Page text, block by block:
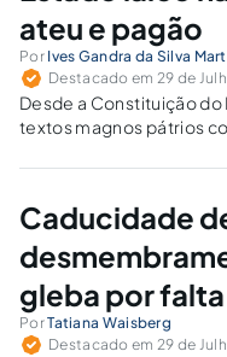
INTRODUÇÃOÀqueles
ateu e pagão
Por Ives Gandra da Silva
Destacado em 29 de
Desde a Constituição
textos magnos pátrios
amplamente a partir da
Ateu — que…
Caducidade
gleba por
PorTatiana Waisberg
Destacado em 29 de